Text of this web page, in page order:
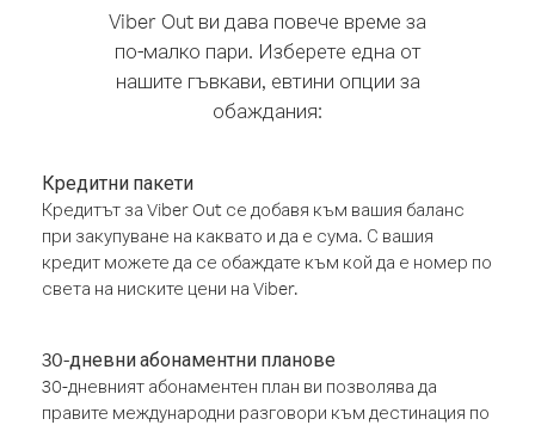
Viber Out ви дава повече време за
по-малко пари. Изберете една от
нашите гъвкави, евтини опции за
обаждания:
Кредитни пакети
Кредитът за Viber Out се добавя към вашия баланс
при закупуване на каквато и да е сума. С вашия
кредит можете да се обаждате към кой да е номер по
света на ниските цени на Viber.
30-дневни абонаментни планове
30-дневният абонаментен план ви позволява да
правите международни разговори към дестинация по